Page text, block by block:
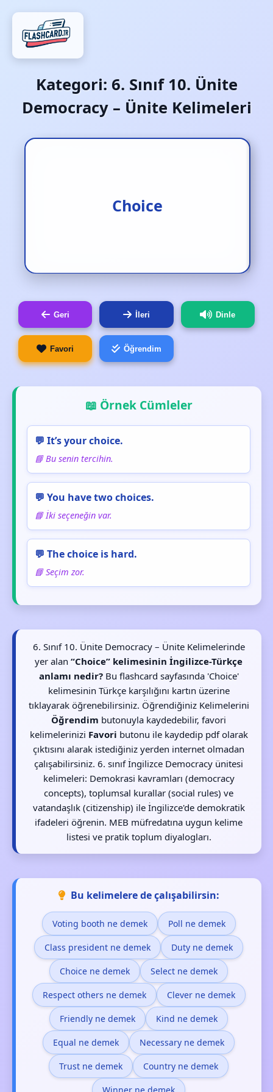
Kategori: 6. Sınıf 10. Ünite
Democracy – Ünite Kelimeleri
Choice
Seçim / seçenek
Geri İleri Dinle
Favori Öğrendim
📖 Örnek Cümleler
💬 It’s your choice.
📘 Bu senin tercihin.
💬 You have two choices.
📘 İki seçeneğin var.
💬 The choice is hard.
📘 Seçim zor.
6. Sınıf 10. Ünite Democracy – Ünite Kelimelerinde
yer alan“Choice” kelimesinin İngilizce-Türkçe
anlamı nedir?Bu flashcard sayfasında 'Choice'
kelimesinin Türkçe karşılığını kartın üzerine
tıklayarak öğrenebilirsiniz. Öğrendiğiniz Kelimelerini
Öğrendim butonuyla kaydedebilir, favori
kelimelerinizi Favori butonu ile kaydedip pdf olarak
çıktısını alarak istediğiniz yerden internet olmadan
çalışabilirsiniz. 6. sınıf İngilizce Democracy ünitesi
kelimeleri: Demokrasi kavramları (democracy
concepts), toplumsal kurallar (social rules) ve
vatandaşlık (citizenship) ile İngilizce'de demokratik
ifadeleri öğrenin. MEB müfredatına uygun kelime
listesi ve pratik toplum diyalogları.
Bu kelimelere de çalışabilirsin:
Voting booth ne demek Poll ne demek
Class president ne demek Duty ne demek
Choice ne demek Select ne demek
Respect others ne demek Clever ne demek
Friendly ne demek Kind ne demek
Equal ne demek Necessary ne demek
Trust ne demek Country ne demek